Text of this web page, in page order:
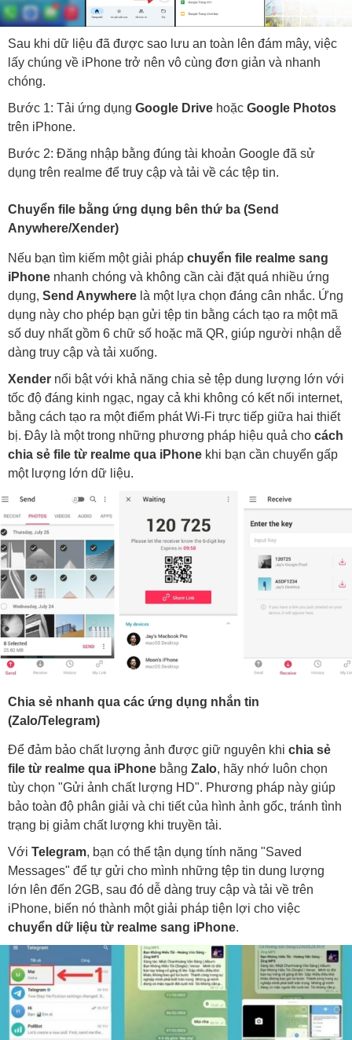
Sau khi dữ liệu đã được sao lưu an toàn lên đám mây, việc
lấy chúng về iPhone trở nên vô cùng đơn giản và nhanh
chóng.
Bước 1: Tải ứng dụng Google Drive hoặc Google Photos
trên iPhone.
Bước 2: Đăng nhập bằng đúng tài khoản Google đã sử
dụng trên realme để truy cập và tải về các tệp tin.
Chuyển file bằng ứng dụng bên thứ ba (Send
Anywhere/Xender)
Nếu bạn tìm kiếm một giải pháp chuyển file realme sang
iPhone nhanh chóng và không cần cài đặt quá nhiều ứng
dụng, Send Anywhere là một lựa chọn đáng cân nhắc. Ứng
dụng này cho phép bạn gửi tệp tin bằng cách tạo ra một mã
số duy nhất gồm 6 chữ số hoặc mã QR, giúp người nhận dễ
dàng truy cập và tải xuống.
Xender nổi bật với khả năng chia sẻ tệp dung lượng lớn với
tốc độ đáng kinh ngạc, ngay cả khi không có kết nối internet,
bằng cách tạo ra một điểm phát Wi-Fi trực tiếp giữa hai thiết
bị. Đây là một trong những phương pháp hiệu quả cho cách
chia sẻ file từ realme qua iPhone khi bạn cần chuyển gấp
một lượng lớn dữ liệu.
Chia sẻ nhanh qua các ứng dụng nhắn tin
(Zalo/Telegram)
Để đảm bảo chất lượng ảnh được giữ nguyên khi chia sẻ
file từ realme qua iPhone bằng Zalo, hãy nhớ luôn chọn
tùy chọn "Gửi ảnh chất lượng HD". Phương pháp này giúp
bảo toàn độ phân giải và chi tiết của hình ảnh gốc, tránh tình
trạng bị giảm chất lượng khi truyền tải.
Với Telegram, bạn có thể tận dụng tính năng "Saved
Messages" để tự gửi cho mình những tệp tin dung lượng
lớn lên đến 2GB, sau đó dễ dàng truy cập và tải về trên
iPhone, biến nó thành một giải pháp tiện lợi cho việc
chuyển dữ liệu từ realme sang iPhone.